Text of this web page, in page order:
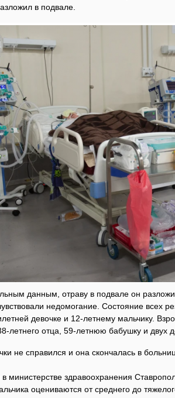
в подвале.
данным, отраву в подвале он
недомогание. Состояние всех
девочке и 12-летнему мальчику.
летнего отца, 59-летнюю бабушку и двух
не справился и она скончалась в
в министерстве здравоохранения
оцениваются от среднего до